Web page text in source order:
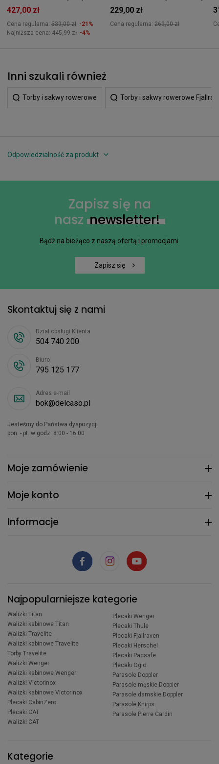
427,00 zł
Cena regularna: 539,00 zł -21%
Najniższa cena: 445,99 zł -4%
229,00 zł
Cena regularna: 269,00 zł
Inni szukali również
Torby i sakwy rowerowe Torby i sakwy rowerowe
Odpowiedzialność za produkt
Zapisz się na
nasz newsletter!
Bądź na bieżąco z naszą ofertą i promocjami.
Zapisz się
Moje zamówienie
Moje konto
Informacje
Skontaktuj się z nami
Dział obsługi Klienta
504 740 200
Biuro
795 125 177
Adres e-mail
bok@delcaso.pl
Jesteśmy do Państwa dyspozycji
pon. - pt. w godz. 8:00 - 16:00
Najpopularniejsze kategorie
Walizki Titan
Walizki kabinowe Titan
Walizki Travelite
Walizki kabinowe Travelite
Torby Travelite
Walizki Wenger
Walizki kabinowe Wenger
Walizki Victorinox
Walizki kabinowe Victorinox
Plecaki CabinZero
Plecaki CAT
Walizki CAT
Plecaki Wenger
Plecaki Thule
Plecaki Fjallraven
Plecaki Herschel
Plecaki Pacsafe
Plecaki Ogio
Parasole Doppler
Parasole męskie Doppler
Parasole damskie Doppler
Parasole Knirps
Parasole Pierre Cardin
Kategorie